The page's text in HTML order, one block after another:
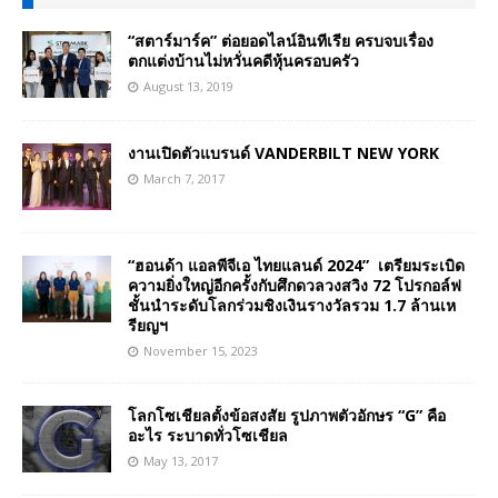
“สตาร์มาร์ค” ต่อยอดไลน์อินทีเรีย ครบจบเรื่อง
ตกแต่งบ้านไม่หวั่นคดีหุ้นครอบครัว
August 13, 2019
งานเปิดตัวแบรนด์ VANDERBILT NEW YORK
March 7, 2017
“ฮอนด้า แอลพีจีเอ ไทยแลนด์ 2024” เตรียมระเบิด
ความยิ่งใหญ่อีกครั้งกับศึกดวลวงสวิง 72 โปรกอล์ฟ
ชั้นนำระดับโลกร่วมชิงเงินรางวัลรวม 1.7 ล้านเห
รียญฯ
November 15, 2023
โลกโซเชียลตั้งข้อสงสัย รูปภาพตัวอักษร “G” คือ
อะไร ระบาดทั่วโซเชียล
May 13, 2017